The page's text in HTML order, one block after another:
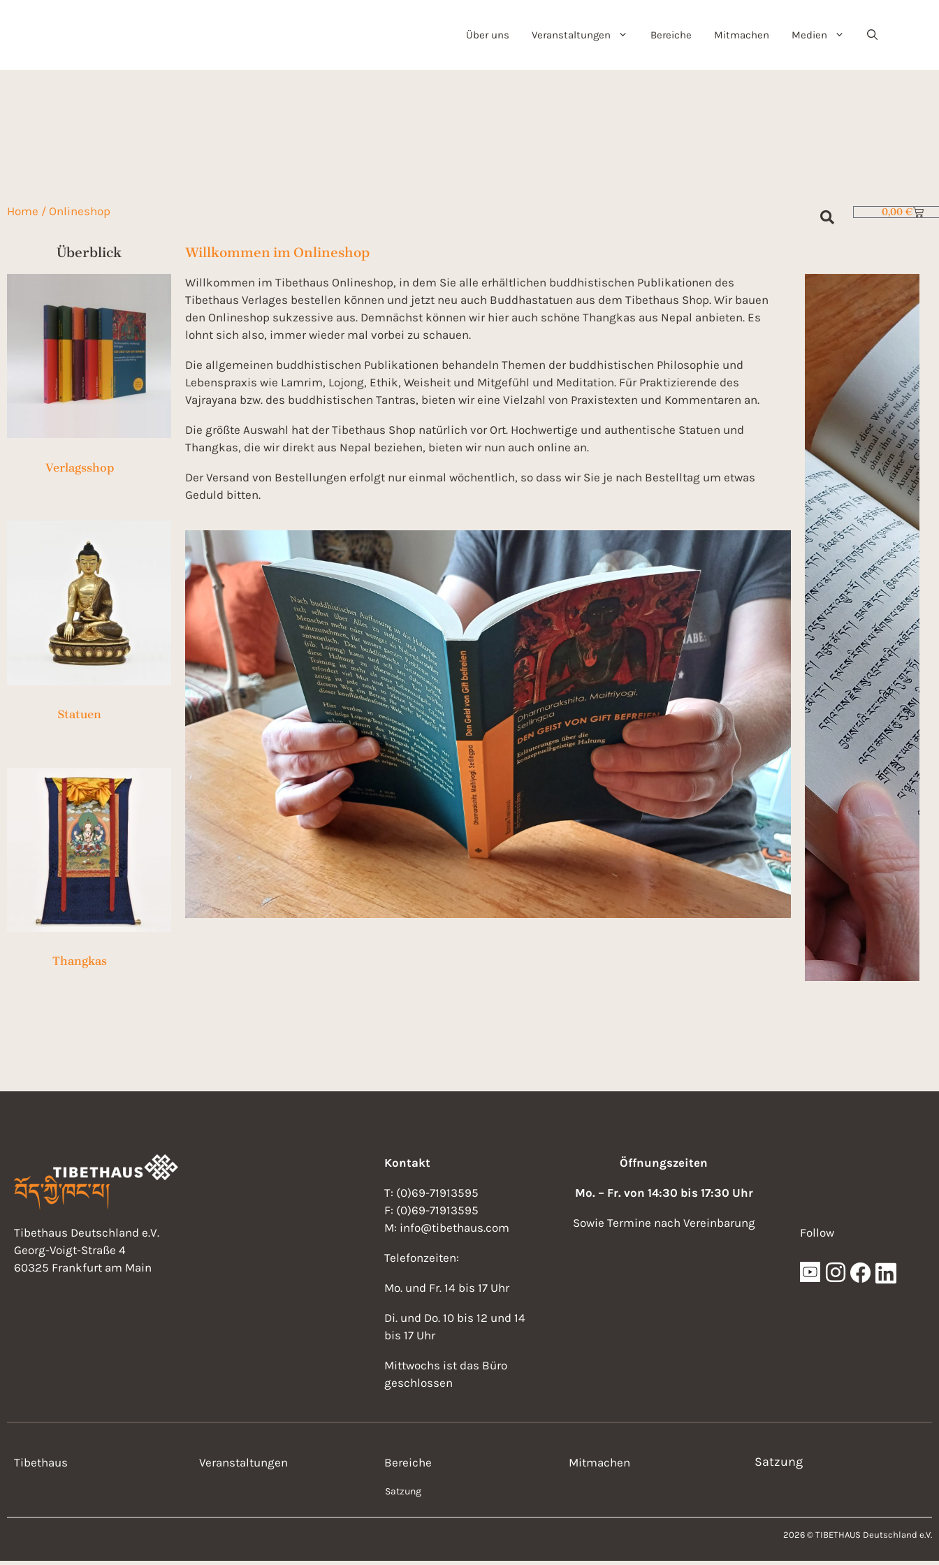
Über uns Veranstaltungen Bereiche Mitmachen Medien
Tibethaus Online Shop
Home / Onlineshop 0,00€
Überblick
Verlagsshop
Statuen
Thangkas
Willkommen im Onlineshop
Willkommen im Tibethaus Onlineshop, in dem Sie alle erhältlichen buddhistischen Publikationen des
Tibethaus Verlages bestellen können und jetzt neu auch Buddhastatuen aus dem Tibethaus Shop. Wir bauen
den Onlineshop sukzessive aus. Demnächst können wir hier auch schöne Thangkas aus Nepal anbieten. Es
lohnt sich also, immer wieder mal vorbei zu schauen.
Die allgemeinen buddhistischen Publikationen behandeln Themen der buddhistischen Philosophie und
Lebenspraxis wie Lamrim, Lojong, Ethik, Weisheit und Mitgefühl und Meditation. Für Praktizierende des
Vajrayana bzw. des buddhistischen Tantras, bieten wir eine Vielzahl von Praxistexten und Kommentaren an.
Die größte Auswahl hat der Tibethaus Shop natürlich vor Ort. Hochwertige und authentische Statuen und
Thangkas, die wir direkt aus Nepal beziehen, bieten wir nun auch online an.
Der Versand von Bestellungen erfolgt nur einmal wöchentlich, so dass wir Sie je nach Bestelltag um etwas
Geduld bitten.
Tibethaus Deutschland e.V.
Georg-Voigt-Straße 4
60325 Frankfurt am Main
Kontakt
T: (0)69-71913595
F: (0)69-71913595
M: info@tibethaus.com
Telefonzeiten:
Mo. und Fr. 14 bis 17 Uhr
Di. und Do. 10 bis 12 und 14
bis 17 Uhr
Mittwochs ist das Büro
geschlossen
Öffnungszeiten
Mo. – Fr. von 14:30 bis 17:30 Uhr
Sowie Termine nach Vereinbarung
Follow
Tibethaus Veranstaltungen Bereiche
Satzung
Mitmachen Satzung
2026 © TIBETHAUS Deutschland e.V.